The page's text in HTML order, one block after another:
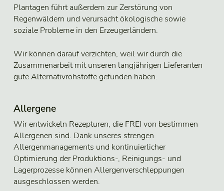
Plantagen führt außerdem zur Zerstörung von
Regenwäldern und verursacht ökologische sowie
soziale Probleme in den Erzeugerländern.
Wir können darauf verzichten, weil wir durch die
Zusammenarbeit mit unseren langjährigen Lieferanten
gute Alternativrohstoffe gefunden haben.
Allergene
Wir entwickeln Rezepturen, die FREI von bestimmen
Allergenen sind. Dank unseres strengen
Allergenmanagements und kontinuierlicher
Optimierung der Produktions-, Reinigungs- und
Lagerprozesse können Allergenverschleppungen
ausgeschlossen werden.